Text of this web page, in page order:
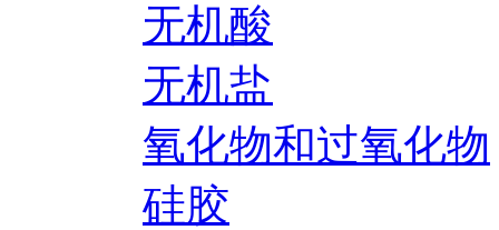
无机酸
无机盐
氧化物和过氧化物
硅胶